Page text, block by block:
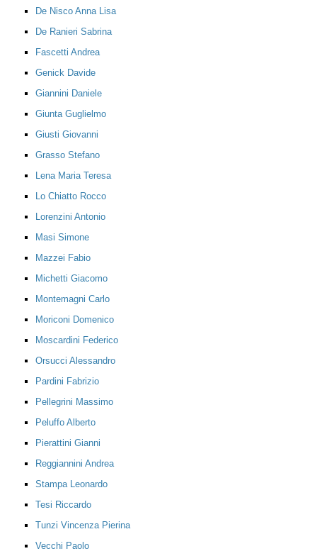
De Nisco Anna Lisa
De Ranieri Sabrina
Fascetti Andrea
Genick Davide
Giannini Daniele
Giunta Guglielmo
Giusti Giovanni
Grasso Stefano
Lena Maria Teresa
Lo Chiatto Rocco
Lorenzini Antonio
Masi Simone
Mazzei Fabio
Michetti Giacomo
Montemagni Carlo
Moriconi Domenico
Moscardini Federico
Orsucci Alessandro
Pardini Fabrizio
Pellegrini Massimo
Peluffo Alberto
Pierattini Gianni
Reggiannini Andrea
Stampa Leonardo
Tesi Riccardo
Tunzi Vincenza Pierina
Vecchi Paolo